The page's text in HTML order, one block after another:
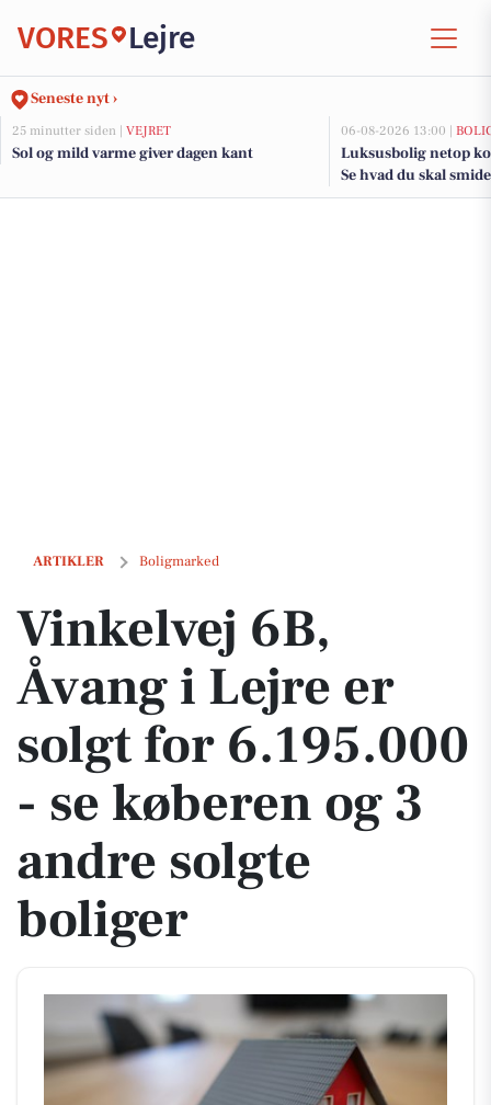
VORES Lejre
Seneste nyt ›
25 minutter siden | VEJRET
Sol og mild varme giver dagen kant
06-08-2026 13:00 |
Luksusbolig netop
Se hvad du skal
adresser her
ARTIKLER Boligmarked
Vinkelvej 6B, Åvang i Lejre er solgt for 6.195.000 - se køberen og 3
Vinkelvej 6B,
Åvang i Lejre er
solgt for 6.195.000
- se køberen og 3
andre solgte
boliger